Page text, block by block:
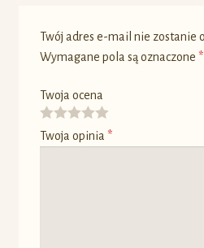
Twój adres e-mail nie zostanie
Wymagane pola są oznaczone *
Twoja ocena
Twoja opinia *